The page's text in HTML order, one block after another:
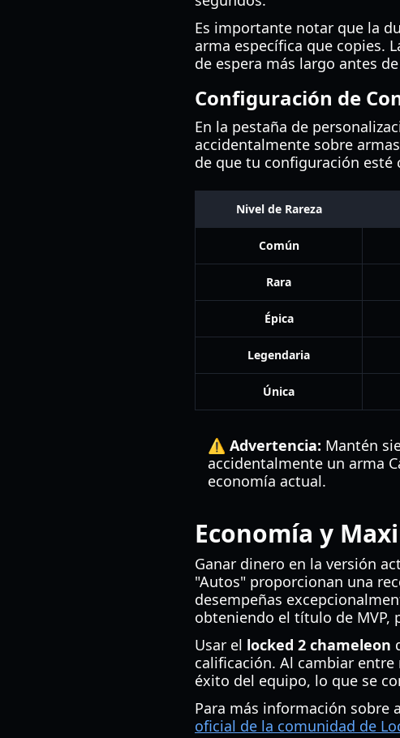
Es importante notar que la
arma específica que copies.
de espera más largo antes
Configuración de
En la pestaña de
accidentalmente sobre
de que tu configuración
Nivel de Rareza
Común
Rara
Épica
Legendaria
Única
⚠️ Advertencia: Mantén
accidentalmente un arma
economía actual.
Economía y
Ganar dinero en la versión
"Autos" proporcionan una
desempeñas
obteniendo el título de MVP,
Usar el locked 2 chameleon
calificación. Al cambiar
éxito del equipo, lo que se
Para más información sobre
oficial de la comunidad de